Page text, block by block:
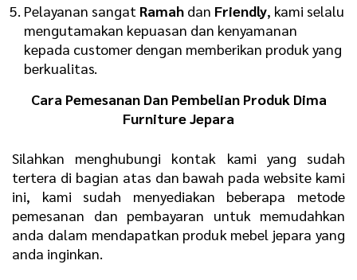
Pelayanan sangat Ramah dan Friendly, kami selalu
mengutamakan kepuasan dan kenyamanan
kepada customer dengan memberikan produk yang
berkualitas.
Cara Pemesanan Dan Pembelian Produk Dima
Furniture Jepara
Silahkan menghubungi kontak kami yang sudah
tertera di bagian atas dan bawah pada website kami
ini, kami sudah menyediakan beberapa metode
pemesanan dan pembayaran untuk memudahkan
anda dalam mendapatkan produk mebel jepara yang
anda inginkan.